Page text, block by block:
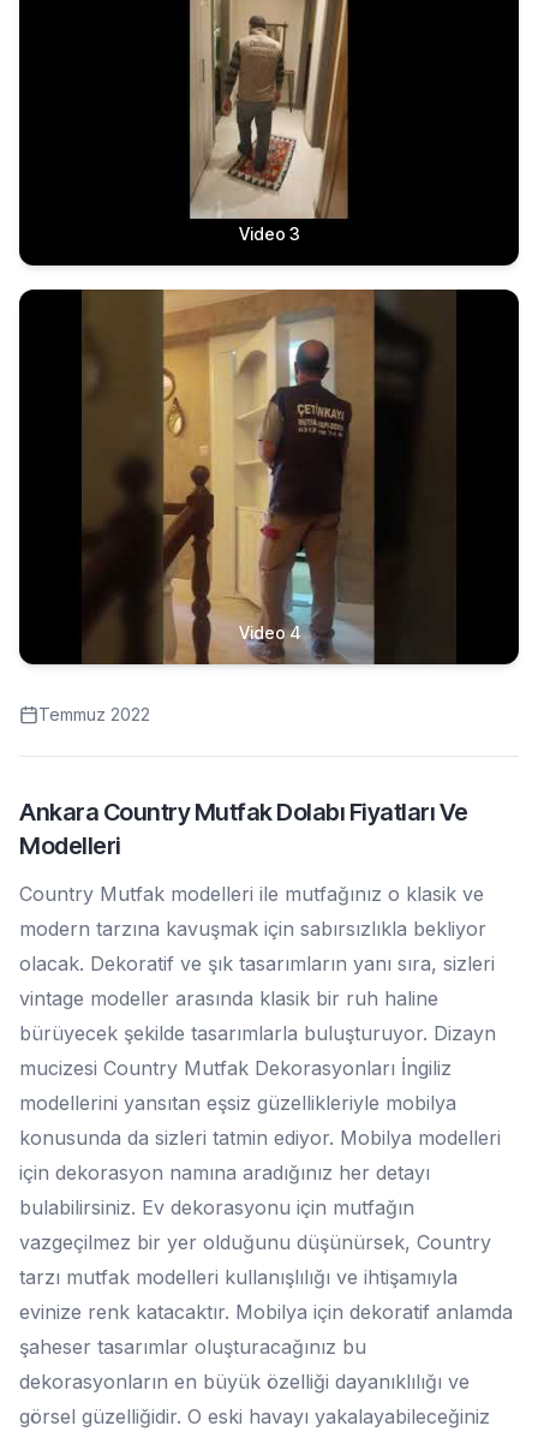
Video 3
Video 4
Temmuz 2022
Ankara Country Mutfak Dolabı Fiyatları Ve
Modelleri
Country Mutfak modelleri ile mutfağınız o klasik ve
modern tarzına kavuşmak için sabırsızlıkla bekliyor
olacak. Dekoratif ve şık tasarımların yanı sıra, sizleri
vintage modeller arasında klasik bir ruh haline
bürüyecek şekilde tasarımlarla buluşturuyor. Dizayn
mucizesi Country Mutfak Dekorasyonları İngiliz
modellerini yansıtan eşsiz güzellikleriyle mobilya
konusunda da sizleri tatmin ediyor. Mobilya modelleri
için dekorasyon namına aradığınız her detayı
bulabilirsiniz. Ev dekorasyonu için mutfağın
vazgeçilmez bir yer olduğunu düşünürsek, Country
tarzı mutfak modelleri kullanışlılığı ve ihtişamıyla
evinize renk katacaktır. Mobilya için dekoratif anlamda
şaheser tasarımlar oluşturacağınız bu
dekorasyonların en büyük özelliği dayanıklılığı ve
görsel güzelliğidir. O eski havayı yakalayabileceğiniz